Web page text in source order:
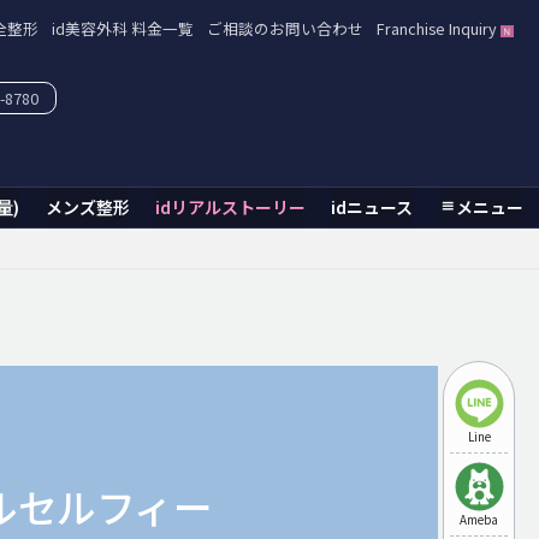
整形 id美容外科 料金一覧 ご相談のお問い合わせ Franchise Inquiry
) メンズ整形 idリアルストーリー idニュース メニュー
8780
Line
Ameba
セルフィー